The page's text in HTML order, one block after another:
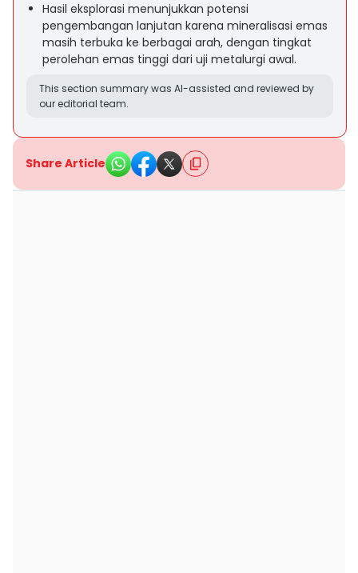
Hasil eksplorasi menunjukkan potensi
pengembangan lanjutan karena mineralisasi emas
masih terbuka ke berbagai arah, dengan tingkat
perolehan emas tinggi dari uji metalurgi awal.
This section summary was AI-assisted and reviewed by
our editorial team.
Share Article